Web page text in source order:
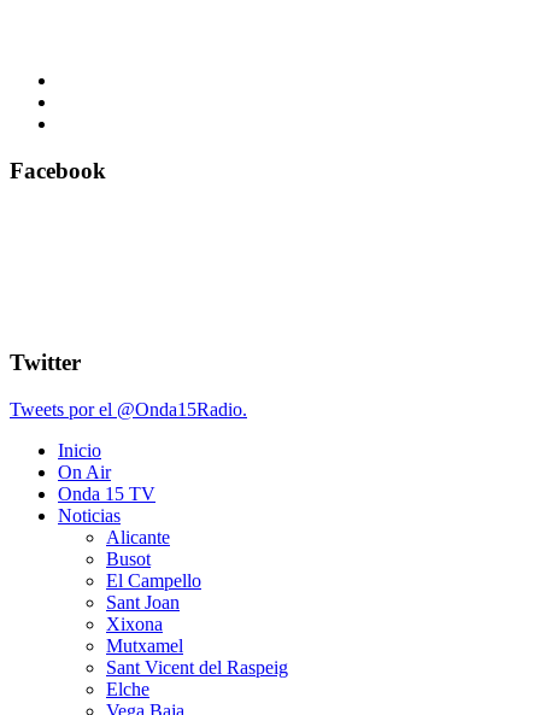
Facebook
Twitter
Tweets por el @Onda15Radio.
Inicio
On Air
Onda 15 TV
Noticias
Alicante
Busot
El Campello
Sant Joan
Xixona
Mutxamel
Sant Vicent del Raspeig
Elche
Vega Baja